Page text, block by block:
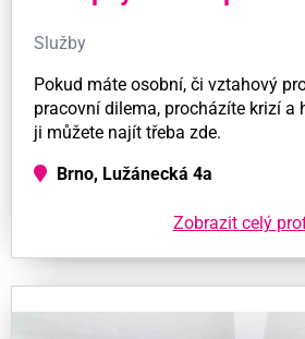
Služby
Pokud máte osobní, či vztahový
pracovní dilema, procházíte krizí a
ji můžete najít třeba zde.
Brno, Lužánecká 4a
Zobrazit celý